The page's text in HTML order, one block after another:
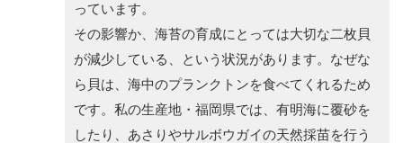
っています。
その影響か、海苔の育成にとっては大切な二枚貝
が減少している、という状況があります。なぜな
ら貝は、海中のプランクトンを食べてくれるため
です。私の生産地・福岡県では、有明海に覆砂を
したり、あさりやサルボウガイの天然採苗を行う